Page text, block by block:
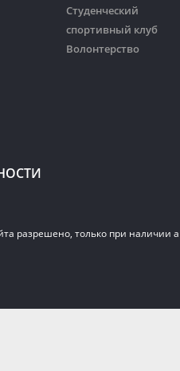
Студенческий
спортивный клуб
Волонтерство
разрешено, только при наличии